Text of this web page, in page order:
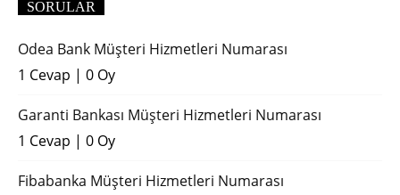
SORULAR
Odea Bank Müşteri Hizmetleri Numarası
1 Cevap | 0 Oy
Garanti Bankası Müşteri Hizmetleri Numarası
1 Cevap | 0 Oy
Fibabanka Müşteri Hizmetleri Numarası